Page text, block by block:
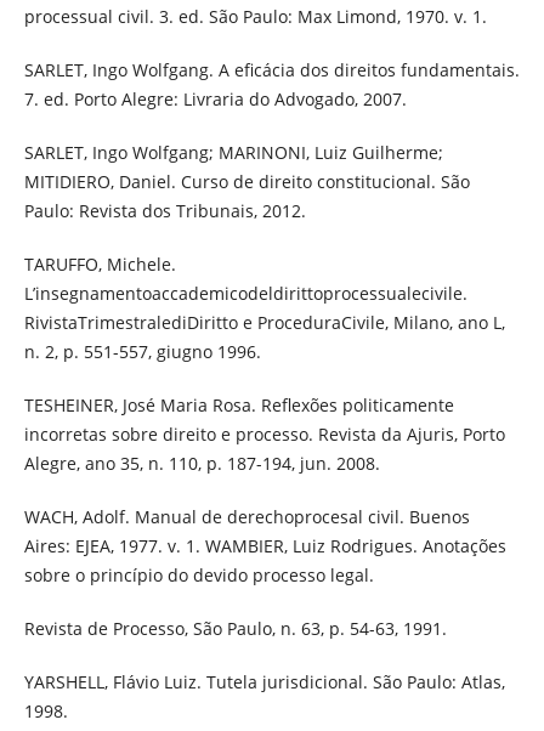
processual civil. 3. ed. São Paulo: Max Limond, 1970. v. 1.
SARLET, Ingo Wolfgang. A eficácia dos direitos fundamentais.
7. ed. Porto Alegre: Livraria do Advogado, 2007.
SARLET, Ingo Wolfgang; MARINONI, Luiz Guilherme;
MITIDIERO, Daniel. Curso de direito constitucional. São
Paulo: Revista dos Tribunais, 2012.
TARUFFO, Michele.
L’insegnamentoaccademicodeldirittoprocessualecivile.
RivistaTrimestralediDiritto e ProceduraCivile, Milano, ano L,
n. 2, p. 551-557, giugno 1996.
TESHEINER, José Maria Rosa. Reflexões politicamente
incorretas sobre direito e processo. Revista da Ajuris, Porto
Alegre, ano 35, n. 110, p. 187-194, jun. 2008.
WACH, Adolf. Manual de derechoprocesal civil. Buenos
Aires: EJEA, 1977. v. 1. WAMBIER, Luiz Rodrigues. Anotações
sobre o princípio do devido processo legal.
Revista de Processo, São Paulo, n. 63, p. 54-63, 1991.
YARSHELL, Flávio Luiz. Tutela jurisdicional. São Paulo: Atlas,
1998.